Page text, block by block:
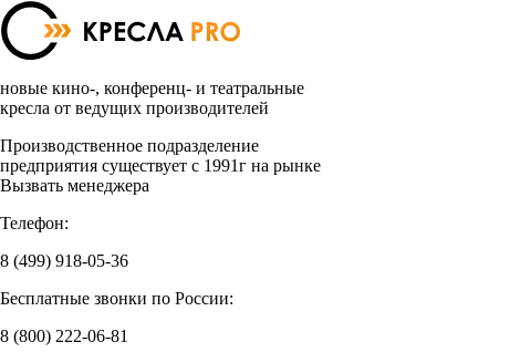
новые кино-, конференц- и театральные
кресла от ведущих производителей
Производственное подразделение
предприятия существует с 1991г на рынке
Вызвать менеджера
Телефон:
8 (499) 918-05-36
Бесплатные звонки по России:
8 (800) 222-06-81